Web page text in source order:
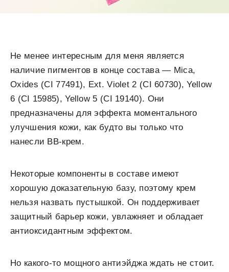
Не менее интересным для меня является
наличие пигментов в конце состава — Mica,
Oxides (CI 77491), Ext. Violet 2 (CI 60730), Yellow
6 (CI 15985), Yellow 5 (CI 19140). Они
предназначены для эффекта моментального
улучшения кожи, как будто вы только что
нанесли ВВ-крем.
Некоторые компоненты в составе имеют
хорошую доказательную базу, поэтому крем
нельзя назвать пустышкой. Он поддерживает
защитный барьер кожи, увлажняет и обладает
антиоксидантным эффектом.
Но какого-то мощного антиэйджа ждать не стоит.